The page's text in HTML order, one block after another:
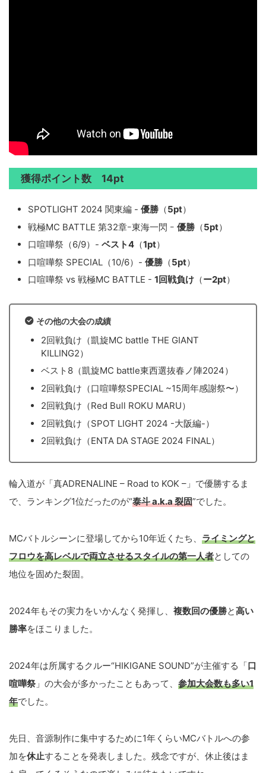
獲得ポイント数 14pt
SPOTLIGHT 2024 関東編 - 優勝 （5pt）
戦極MC BATTLE 第32章ｰ東海一閃 ｰ 優勝 （5pt）
口喧嘩祭（6/9）- ベスト4 （1pt）
口喧嘩祭 SPECIAL（10/6）- 優勝 （5pt）
口喧嘩祭 vs 戦極MC BATTLE - 1回戦負け （ー2pt）
その他の大会の成績
2回戦負け（凱旋MC battle THE GIANT
KILLING2）
ベスト8（凱旋MC battle東西選抜春ノ陣2024）
2回戦負け（口喧嘩祭SPECIAL ~15周年感謝祭〜）
2回戦負け（Red Bull ROKU MARU）
2回戦負け（SPOT LIGHT 2024 -大阪編-）
2回戦負け（ENTA DA STAGE 2024 FINAL）
輪入道が「真ADRENALINE – Road to KOK –」で優勝するま
で、ランキング1位だったのが“泰斗 a.k.a 裂固”でした。
MCバトルシーンに登場してから10年近くたち、 ライミングと
フロウを高レベルで両立させるスタイルの第一人者としての
地位を固めた裂固。
2024年もその実力をいかんなく発揮し、 複数回の優勝と高い
勝率をほこりました。
2024年は所属するクルー“HIKIGANE SOUND”が主催する「口
喧嘩祭 」の大会が多かったこともあって、 参加大会数も多い1
年でした。
先日、音源制作に集中するために1年くらいMCバトルへの参
加を休止することを発表しました。残念ですが、休止後はま